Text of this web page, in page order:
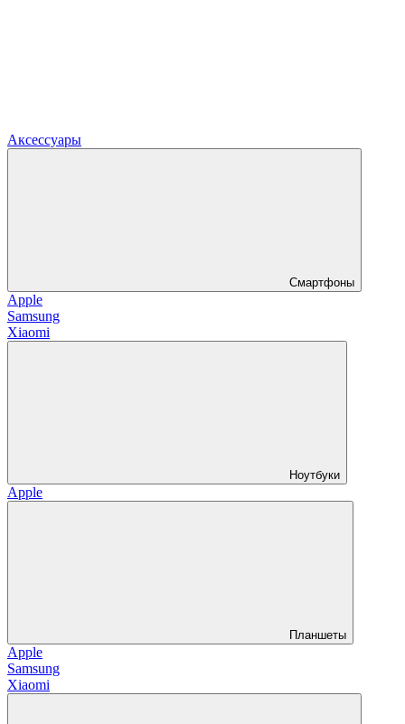
Аксессуары
Смартфоны
Apple
Samsung
Xiaomi
Ноутбуки
Apple
Планшеты
Apple
Samsung
Xiaomi